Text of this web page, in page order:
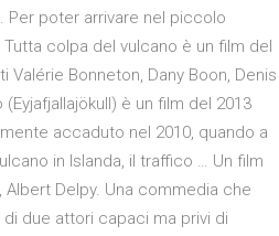
Per poter arrivare nel piccolo
colpa del vulcano è un film del
Bonneton, Dany Boon, Denis
è un film del 2013
accaduto nel 2010, quando a
in Islanda, il traffico … Un film
Delpy. Una commedia che
due attori capaci ma privi di